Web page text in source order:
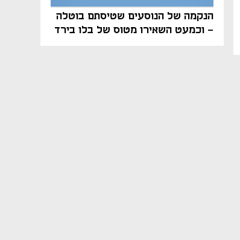
הנקמה של הנוסעים שטיסתם בוטלה
- וכמעט השאירו מטוס של בלו בירד